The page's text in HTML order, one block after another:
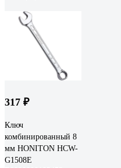
317 ₽
Ключ
комбинированный 8
мм HONITON HCW-
G1508E